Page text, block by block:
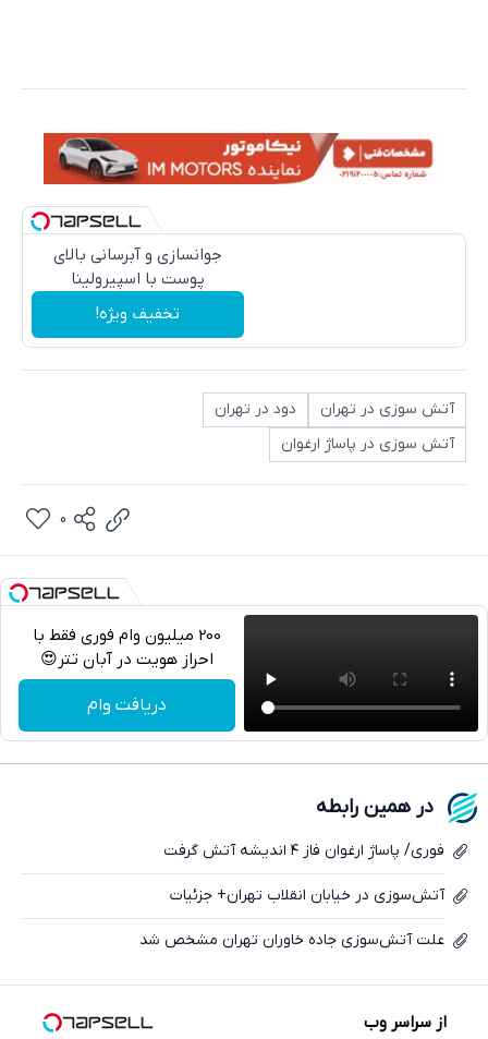
جوانسازی و آبرسانی بالای
پوست با اسپیرولینا
تخفیف ویژه!
آتش سوزی در تهران
دود در تهران
آتش سوزی در پاساژ ارغوان
واتساپ
0
200 میلیون وام فوری فقط با
احراز هویت در آبان تتر😍
دریافت وام
در همین رابطه
فوری/ پاساژ ارغوان فاز ۴ اندیشه آتش گرفت
آتش‌سوزی در خیابان انقلاب تهران+ جزئیات
علت آتش‌سوزی جاده خاوران تهران مشخص شد
از سراسر وب